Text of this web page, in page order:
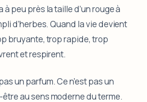
à peu près la taille d’un rouge à
d’herbes. Quand la vie devient
bruyante, trop rapide, trop
et respirent.
un parfum. Ce n'est pas un
au sens moderne du terme.